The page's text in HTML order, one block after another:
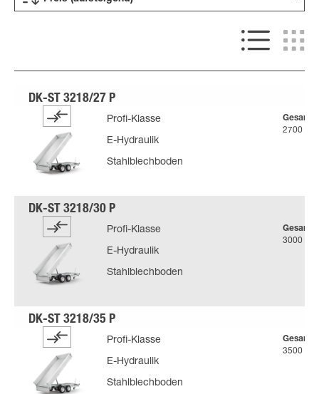
Profi-Klasse
E-Hydraulik
Stahlblechboden
2700 kg
Profi-Klasse
E-Hydraulik
Stahlblechboden
3000 kg
Profi-Klasse
E-Hydraulik
Stahlblechboden
3500 kg